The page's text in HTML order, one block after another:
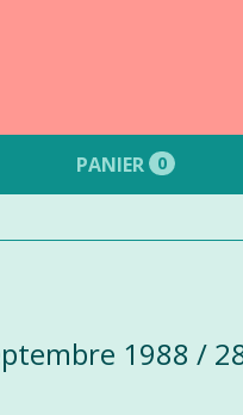
PANIER 0
1988 /